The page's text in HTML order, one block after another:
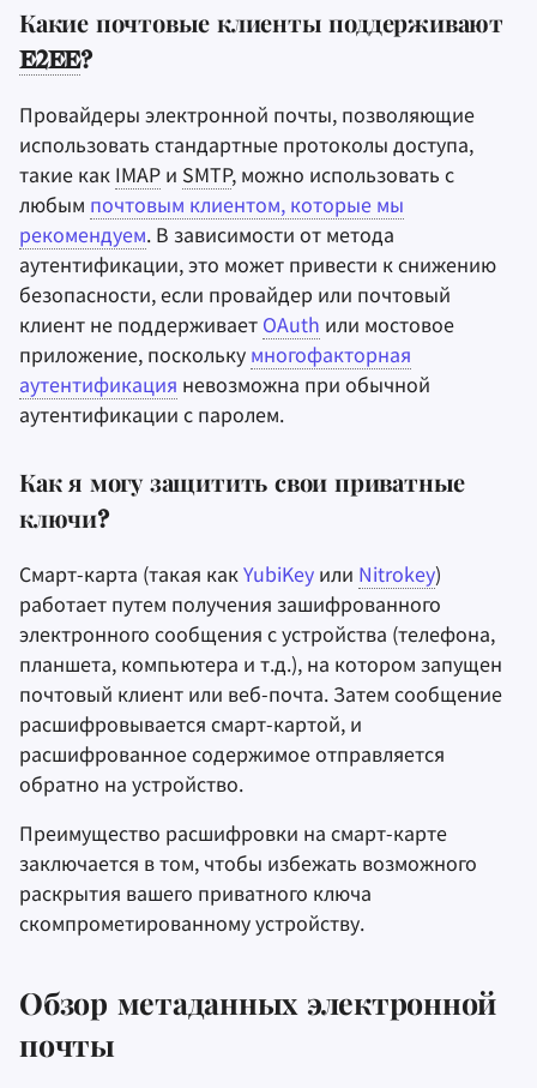
Какие почтовые клиенты поддерживают
E2EE?
Провайдеры электронной почты, позволяющие
использовать стандартные протоколы доступа,
такие как IMAP и SMTP, можно использовать с
любым почтовым клиентом, которые мы
рекомендуем. В зависимости от метода
аутентификации, это может привести к снижению
безопасности, если провайдер или почтовый
клиент не поддерживает OAuth или мостовое
приложение, поскольку многофакторная
аутентификация невозможна при обычной
аутентификации с паролем.
Как я могу защитить свои приватные
ключи?
Смарт-карта (такая какYubiKey или Nitrokey)
работает путем получения зашифрованного
электронного сообщения с устройства (телефона,
планшета, компьютера и т.д.), на котором запущен
почтовый клиент или веб-почта. Затем сообщение
расшифровывается смарт-картой, и
расшифрованное содержимое отправляется
обратно на устройство.
Преимущество расшифровки на смарт-карте
заключается в том, чтобы избежать возможного
раскрытия вашего приватного ключа
скомпрометированному устройству.
Обзор метаданных электронной
почты